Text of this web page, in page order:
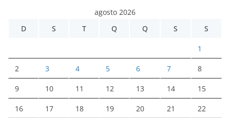
agosto 2026
D
S T Q Q S S
1
2 3 4 5 6 7 8
9 10 11 12 13 14 15
16 17 18 19 20 21 22